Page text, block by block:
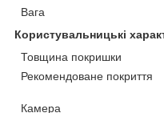
Вага
Користувальницькі
Товщина покришки
Рекомендоване покриття
Камера